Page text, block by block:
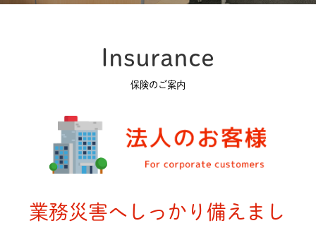
Insurance
保険のご案内
業務災害へしっかり備えまし